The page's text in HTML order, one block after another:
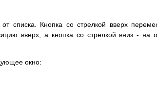
списка. Кнопка со стрелкой вверх
вверх, а кнопка со стрелкой вниз - на
окно: